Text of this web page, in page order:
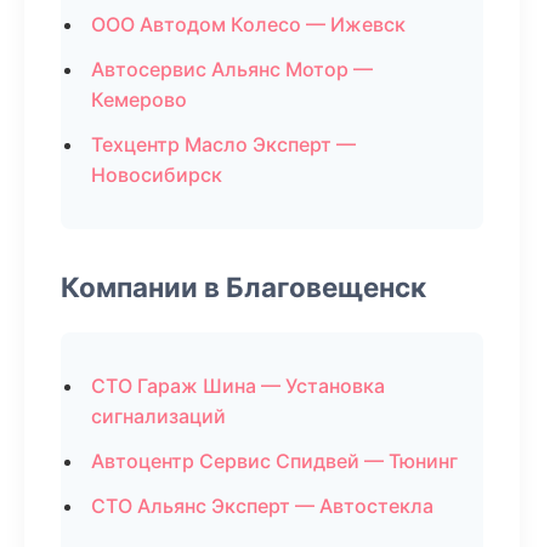
ООО Автодом Колесо — Ижевск
Автосервис Альянс Мотор —
Кемерово
Техцентр Масло Эксперт —
Новосибирск
Компании в Благовещенск
СТО Гараж Шина — Установка
сигнализаций
Автоцентр Сервис Спидвей — Тюнинг
СТО Альянс Эксперт — Автостекла